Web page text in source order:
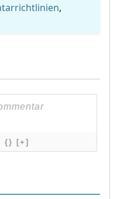
,
{} [+]